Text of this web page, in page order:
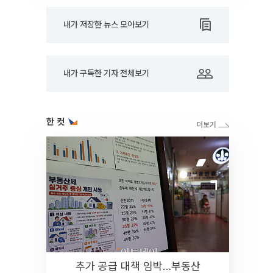
내가 저장한 뉴스 모아보기
내가 구독한 기자 전체보기
한 컷
추가 공급 대책 임박…부동산